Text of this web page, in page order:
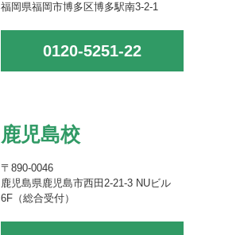
福岡県福岡市博多区博多駅南3-2-1
0120-5251-22
鹿児島校
〒890-0046
鹿児島県鹿児島市西田2-21-3 NUビル
6F（総合受付）